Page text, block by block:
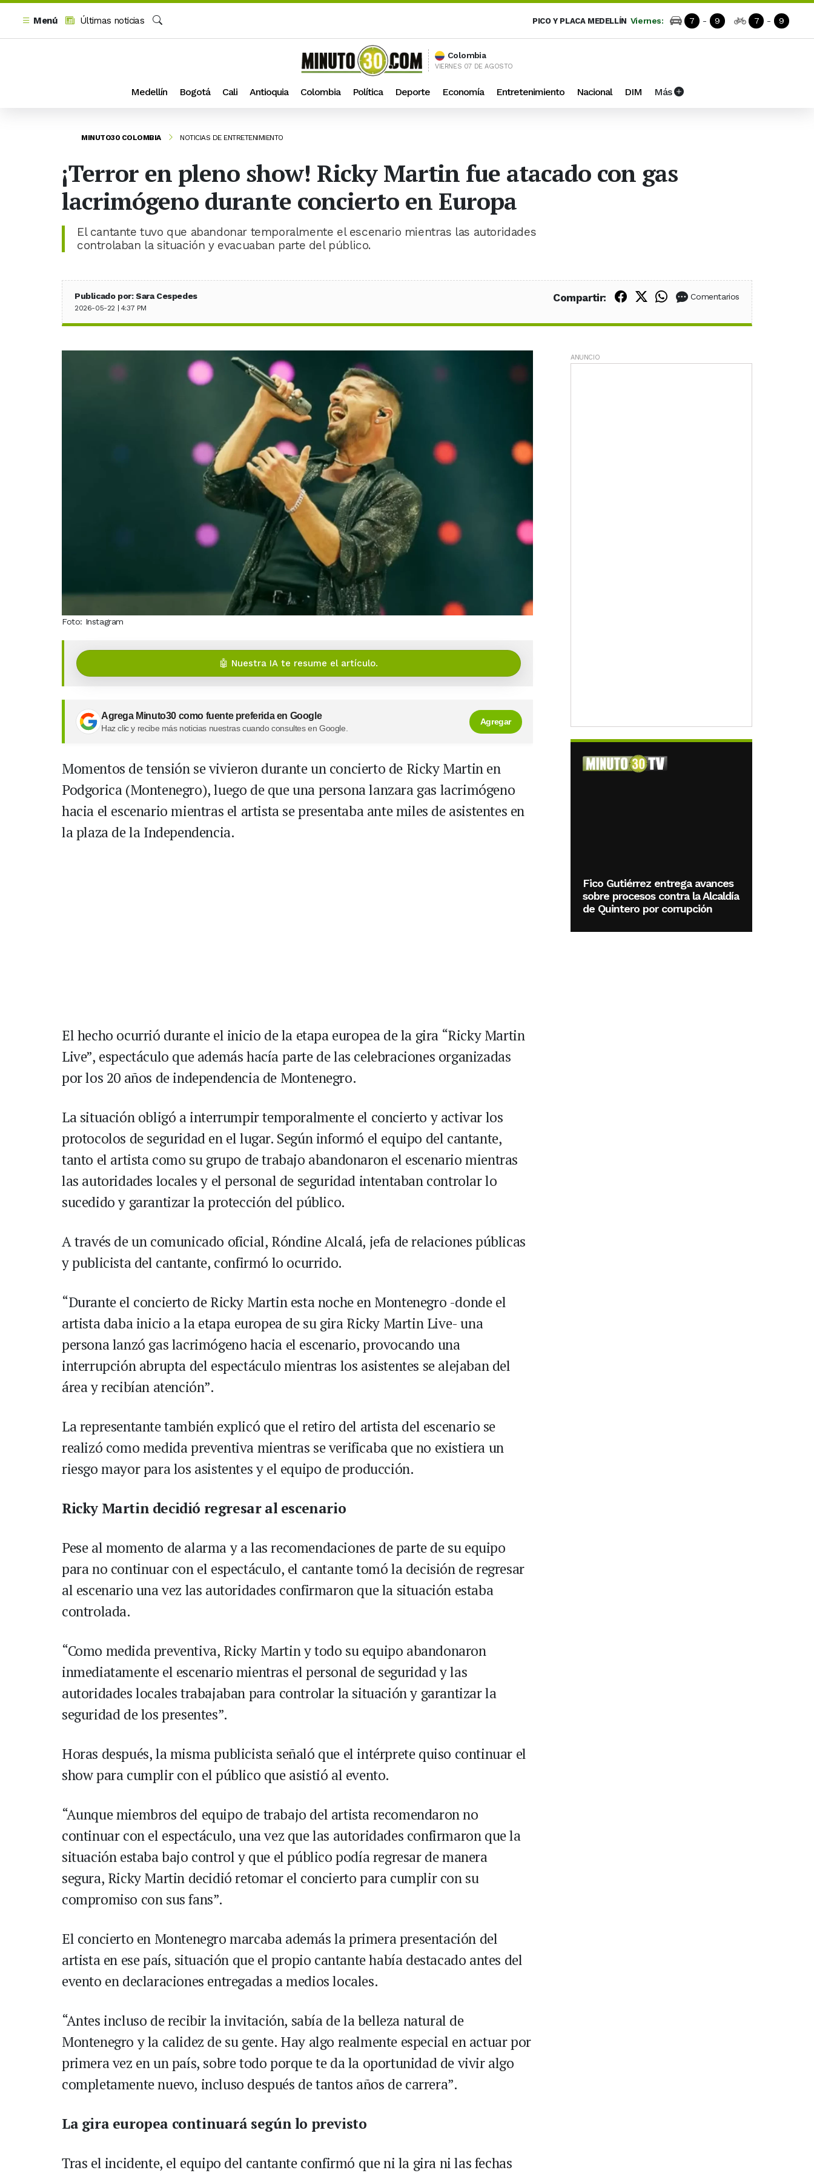
Menú
Últimas noticias
PICO Y PLACA MEDELLÍN Viernes: 7 - 9 7 - 9
Colombia
VIERNES 07 DE AGOSTO
Medellín Bogotá Cali Antioquia Colombia Política Deporte Economía Entretenimiento Nacional DIM Más
MINUTO30 COLOMBIA NOTICIAS DE ENTRETENIMIENTO
¡Terror en pleno show! Ricky Martin fue atacado con gas
lacrimógeno durante concierto en Europa
El cantante tuvo que abandonar temporalmente el escenario mientras las autoridades
controlaban la situación y evacuaban parte del público.
Publicado por: Sara Cespedes
2026-05-22 | 4:37 PM
Compartir: Compartir en Facebook
Compartir en X (Twitter)
Compartir en WhatsApp
Comentarios
Foto: Instagram
🤖 Nuestra IA te resume el artículo.
Agrega Minuto30 como fuente preferida en Google
Haz clic y recibe más noticias nuestras cuando consultes en Google.
Agregar
Momentos de tensión se vivieron durante un concierto de Ricky Martin en
Podgorica (Montenegro), luego de que una persona lanzara gas lacrimógeno
hacia el escenario mientras el artista se presentaba ante miles de asistentes en
la plaza de la Independencia.
El hecho ocurrió durante el inicio de la etapa europea de la gira “Ricky Martin
Live”, espectáculo que además hacía parte de las celebraciones organizadas
por los 20 años de independencia de Montenegro.
La situación obligó a interrumpir temporalmente el concierto y activar los
protocolos de seguridad en el lugar. Según informó el equipo del cantante,
tanto el artista como su grupo de trabajo abandonaron el escenario mientras
las autoridades locales y el personal de seguridad intentaban controlar lo
sucedido y garantizar la protección del público.
A través de un comunicado oficial, Róndine Alcalá, jefa de relaciones públicas
y publicista del cantante, confirmó lo ocurrido.
“Durante el concierto de Ricky Martin esta noche en Montenegro -donde el
artista daba inicio a la etapa europea de su gira Ricky Martin Live- una
persona lanzó gas lacrimógeno hacia el escenario, provocando una
interrupción abrupta del espectáculo mientras los asistentes se alejaban del
área y recibían atención”.
La representante también explicó que el retiro del artista del escenario se
realizó como medida preventiva mientras se verificaba que no existiera un
riesgo mayor para los asistentes y el equipo de producción.
Ricky Martin decidió regresar al escenario
Pese al momento de alarma y a las recomendaciones de parte de su equipo
para no continuar con el espectáculo, el cantante tomó la decisión de regresar
al escenario una vez las autoridades confirmaron que la situación estaba
controlada.
“Como medida preventiva, Ricky Martin y todo su equipo abandonaron
inmediatamente el escenario mientras el personal de seguridad y las
autoridades locales trabajaban para controlar la situación y garantizar la
seguridad de los presentes”.
Horas después, la misma publicista señaló que el intérprete quiso continuar el
show para cumplir con el público que asistió al evento.
“Aunque miembros del equipo de trabajo del artista recomendaron no
continuar con el espectáculo, una vez que las autoridades confirmaron que la
situación estaba bajo control y que el público podía regresar de manera
segura, Ricky Martin decidió retomar el concierto para cumplir con su
compromiso con sus fans”.
El concierto en Montenegro marcaba además la primera presentación del
artista en ese país, situación que el propio cantante había destacado antes del
evento en declaraciones entregadas a medios locales.
“Antes incluso de recibir la invitación, sabía de la belleza natural de
Montenegro y la calidez de su gente. Hay algo realmente especial en actuar por
primera vez en un país, sobre todo porque te da la oportunidad de vivir algo
completamente nuevo, incluso después de tantos años de carrera”.
La gira europea continuará según lo previsto
Tras el incidente, el equipo del cantante confirmó que ni la gira ni las fechas
ANUNCIO
Fico Gutiérrez entrega avances
sobre procesos contra la Alcaldía
de Quintero por corrupción